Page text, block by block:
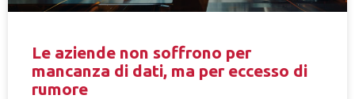
Le aziende non soffrono per
mancanza di dati, ma per eccesso di
rumore